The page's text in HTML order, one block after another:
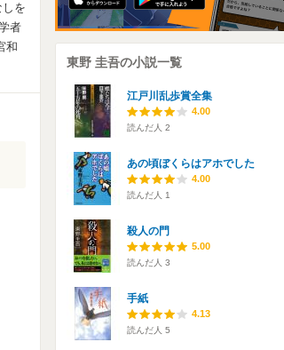
を
者
和
東野 圭吾の小説一覧
江戸川乱歩賞全集
4.00
読んだ人 2
あの頃ぼくらはアホでした
4.00
読んだ人 1
殺人の門
5.00
読んだ人 3
手紙
4.13
読んだ人 5